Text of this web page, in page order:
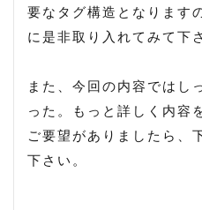
要なタグ構造となります
に是非取り入れてみて下
また、今回の内容ではし
った。もっと詳しく内容
ご要望がありましたら、
下さい。